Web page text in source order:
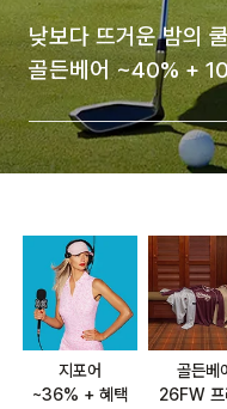
골프와 위스키, 두 세
말본골프X발렌타인
지포어
~36% + 혜택
골든베